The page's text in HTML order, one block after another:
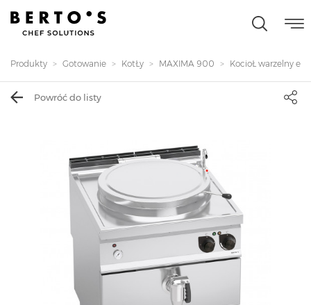
Produkty Gotowanie KotŁy MAXIMA 900 KocioŁ warzelny el.
Powróć do listy